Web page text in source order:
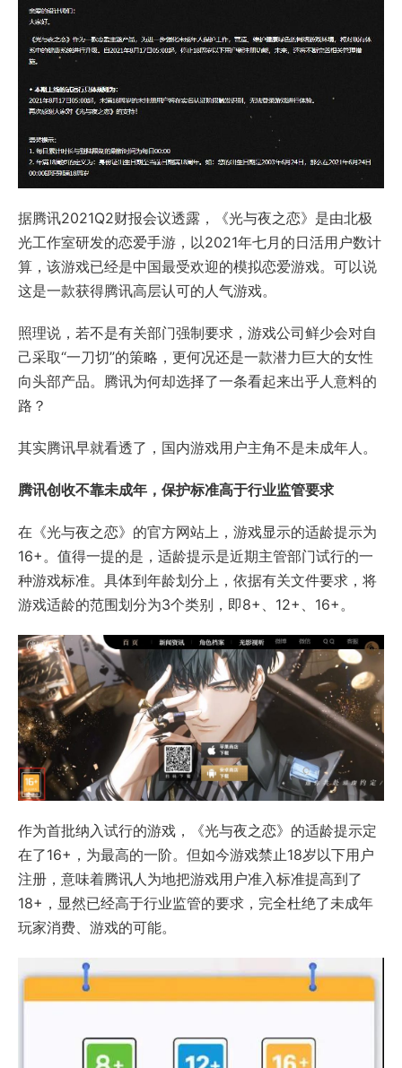
据腾讯2021Q2财报会议透露，《光与夜之恋》是由北极
光工作室研发的恋爱手游，以2021年七月的日活用户数计
算，该游戏已经是中国最受欢迎的模拟恋爱游戏。可以说
这是一款获得腾讯高层认可的人气游戏。
照理说，若不是有关部门强制要求，游戏公司鲜少会对自
己采取“一刀切”的策略，更何况还是一款潜力巨大的女性
向头部产品。腾讯为何却选择了一条看起来出乎人意料的
路？
其实腾讯早就看透了，国内游戏用户主角不是未成年人。
腾讯创收不靠未成年，保护标准高于行业监管要求
在《光与夜之恋》的官方网站上，游戏显示的适龄提示为
16+。值得一提的是，适龄提示是近期主管部门试行的一
种游戏标准。具体到年龄划分上，依据有关文件要求，将
游戏适龄的范围划分为3个类别，即8+、12+、16+。
作为首批纳入试行的游戏，《光与夜之恋》的适龄提示定
在了16+，为最高的一阶。但如今游戏禁止18岁以下用户
注册，意味着腾讯人为地把游戏用户准入标准提高到了
18+，显然已经高于行业监管的要求，完全杜绝了未成年
玩家消费、游戏的可能。